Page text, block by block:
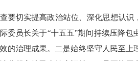
要切实提高政治站位、深化思想认识
委员长关于“十五五”期间持续压降
的治理成果。二是始终坚守人民至